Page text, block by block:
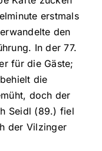
erstmals
den
In der 77.
für die Gäste;
die
doch der
Seidl (89.) fiel
der Vilzinger